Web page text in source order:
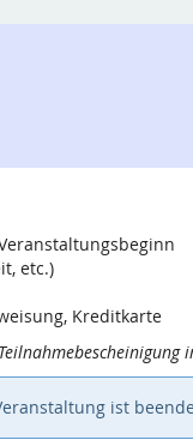
etc.)
Kreditkarte
ist